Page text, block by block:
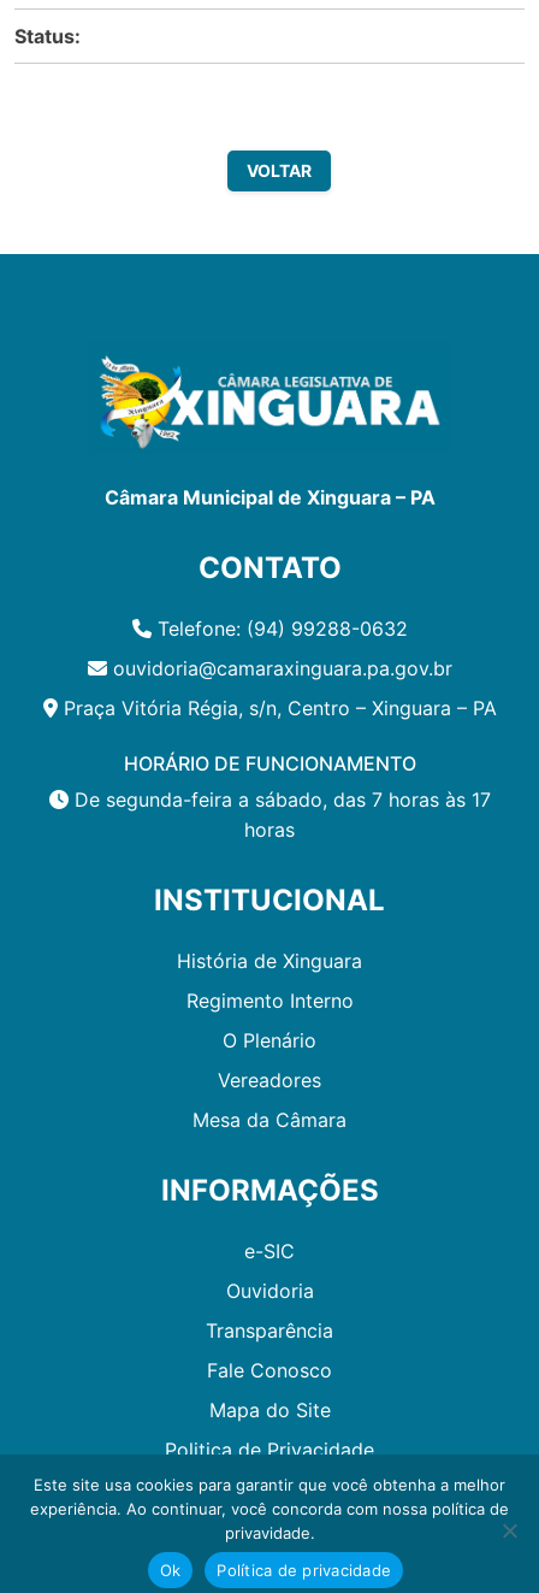
Status:
VOLTAR
Câmara Municipal de Xinguara – PA
CONTATO
Telefone: (94) 99288-0632
ouvidoria@camaraxinguara.pa.gov.br
Praça Vitória Régia, s/n, Centro – Xinguara – PA
HORÁRIO DE FUNCIONAMENTO
De segunda-feira a sábado, das 7 horas às 17
horas
INSTITUCIONAL
História de Xinguara
Regimento Interno
O Plenário
Vereadores
Mesa da Câmara
INFORMAÇÕES
e-SIC
Ouvidoria
Transparência
Fale Conosco
Mapa do Site
Politica de Privacidade
Desenvolvido por GMAES
Este site usa cookies para garantir que você obtenha a melhor
experiência. Ao continuar, você concorda com nossa política de
privavidade.
Ok
Política de privacidade